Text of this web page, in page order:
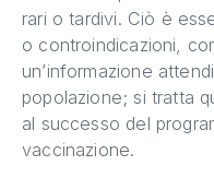
rari o tardivi. Ciò è
o controindicazioni,
un’informazione
popolazione; si tratta
al successo del
vaccinazione.